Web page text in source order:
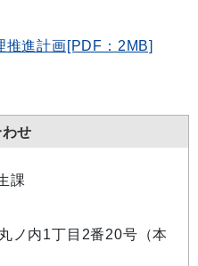
推進計画[PDF：2MB]
せ
課
ノ内1丁目2番20号（本